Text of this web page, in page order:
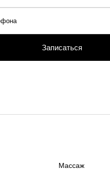
Записаться
Массаж